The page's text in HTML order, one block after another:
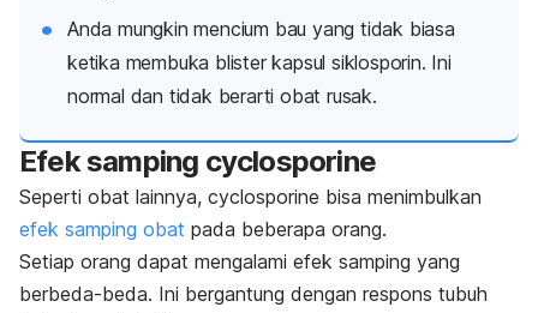
Anda mungkin mencium bau yang tidak biasa
ketika membuka blister kapsul siklosporin. Ini
normal dan tidak berarti obat rusak.
Efek samping cyclosporine
Seperti obat lainnya, cyclosporine bisa menimbulkan
efek samping obat pada beberapa orang.
Setiap orang dapat mengalami efek samping yang
berbeda-beda. Ini bergantung dengan respons tubuh